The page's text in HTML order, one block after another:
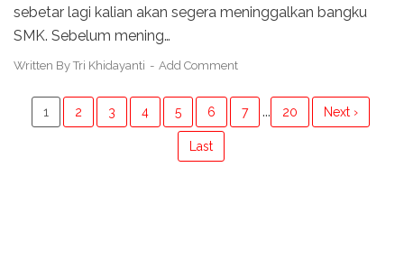
sebetar lagi kalian akan segera meninggalkan bangku
SMK. Sebelum mening…
Written ByTri Khidayanti Add Comment
1 2 3 4 5 6 7 ... 20 Next ›
Last